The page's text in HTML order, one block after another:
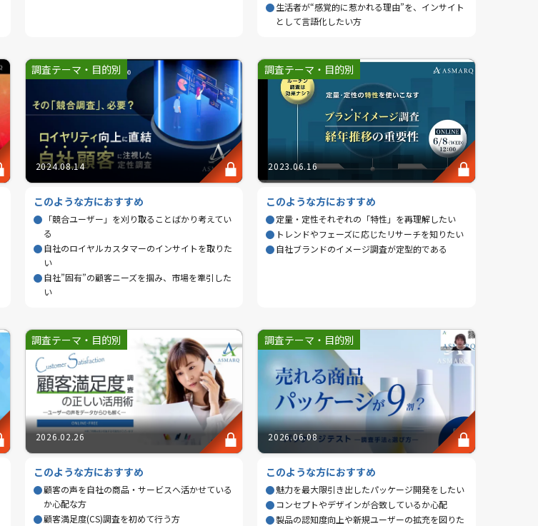
生活者が“感覚的に惹かれる理由”を、インサイト
として言語化したい方
調査テーマ・目的別
2024.08.14
このような方におすすめ
「競合ユーザー」を刈り取ることばかり考えてい
る
自社のロイヤルカスタマーのインサイトを取りた
い
自社”固有”の顧客ニーズを掴み、市場を牽引した
い
調査テーマ・目的別
2023.06.16
このような方におすすめ
定量・定性それぞれの「特性」を再理解したい
トレンドやフェーズに応じたリサーチを知りたい
自社ブランドのイメージ調査が定型的である
調査テーマ・目的別
2026.02.26
このような方におすすめ
顧客の声を自社の商品・サービスへ活かせている
か心配な方
顧客満足度(CS)調査を初めて行う方
調査テーマ・目的別
2026.06.08
このような方におすすめ
魅力を最大限引き出したパッケージ開発をしたい
コンセプトやデザインが合致しているか心配
製品の認知度向上や新規ユーザーの拡充を図りた